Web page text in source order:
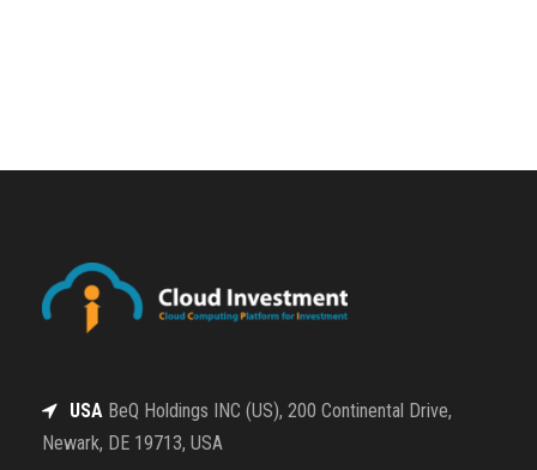
USA BeQ Holdings INC (US), 200 Continental Drive,
Newark, DE 19713, USA